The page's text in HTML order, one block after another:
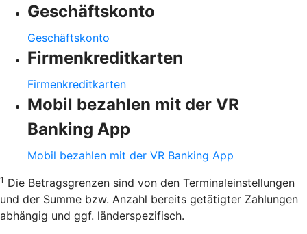
Geschäftskonto
Geschäftskonto
Firmenkreditkarten
Firmenkreditkarten
Mobil bezahlen mit der VR
Banking App
Mobil bezahlen mit der VR Banking App
1 Die Betragsgrenzen sind von den Terminaleinstellungen
und der Summe bzw. Anzahl bereits getätigter Zahlungen
abhängig und ggf. länderspezifisch.